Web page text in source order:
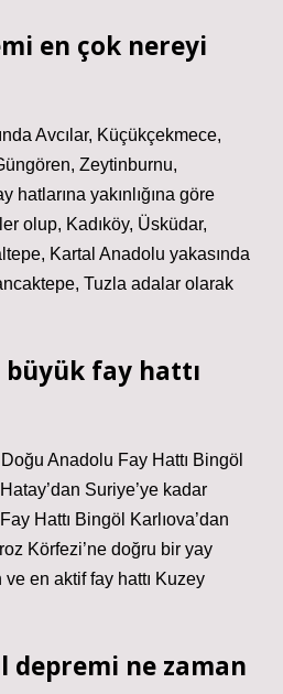
en çok nereyi
Avcılar, Küçükçekmece,
Zeytinburnu,
hatlarına yakınlığına göre
olup, Kadıköy, Üsküdar,
Kartal Anadolu yakasında
Tuzla adalar olarak
büyük fay hattı
Anadolu Fay Hattı Bingöl
Suriye’ye kadar
Hattı Bingöl Karlıova’dan
Körfezi’ne doğru bir yay
en aktif fay hattı Kuzey
depremi ne zaman